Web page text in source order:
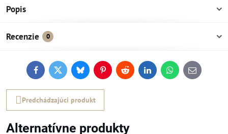
Popis
Recenzie 0
FacebookTwitterBlueskyPinterestReddit LinkedInWhatsApp
E-
mail
Predchádzajúci produkt
Alternatívne produkty